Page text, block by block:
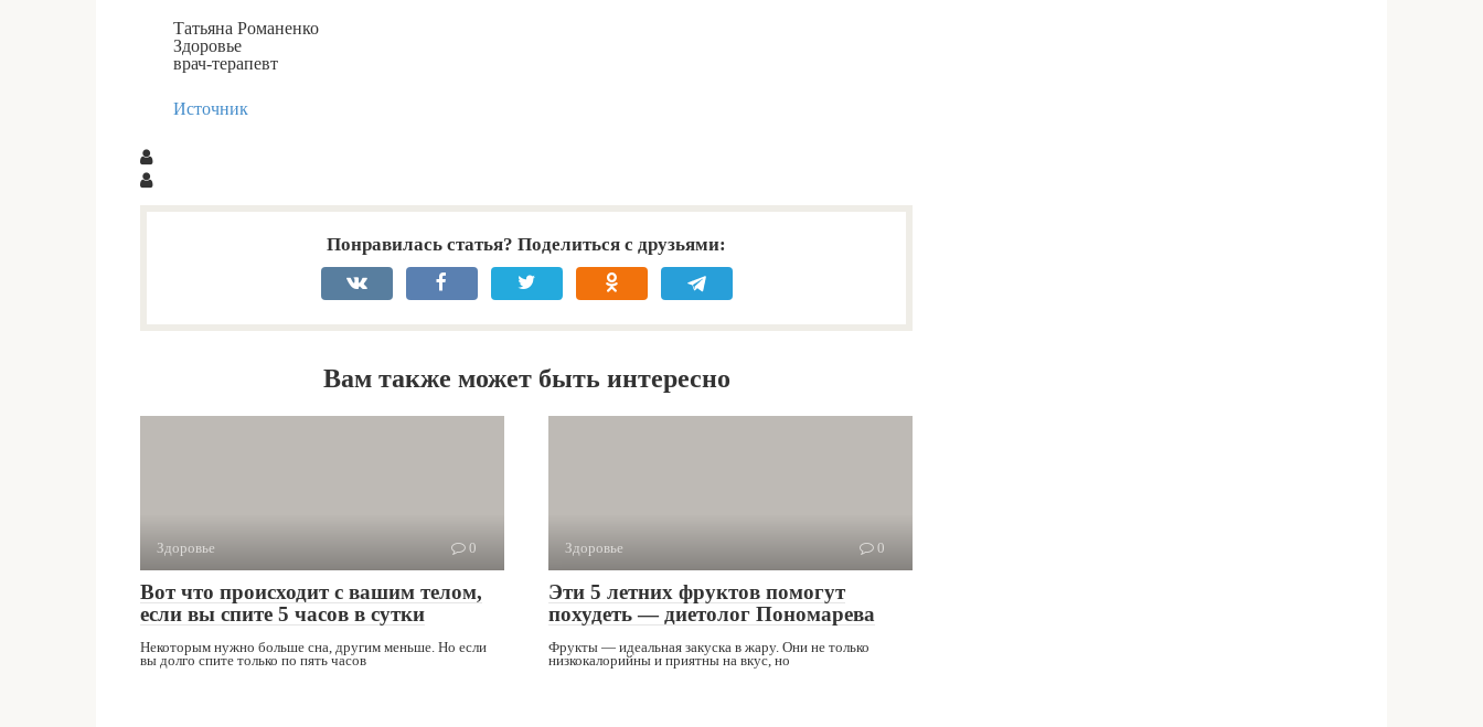
Татьяна Романенко
Здоровье
врач-терапевт
Источник
Понравилась статья? Поделиться с друзьями:
Вам также может быть интересно
Здоровье 0
Вот что происходит с вашим телом,
если вы спите 5 часов в сутки
Некоторым нужно больше сна, другим меньше. Но если
вы долго спите только по пять часов
Здоровье 0
Эти 5 летних фруктов помогут
похудеть — диетолог Пономарева
Фрукты — идеальная закуска в жару. Они не только
низкокалорийны и приятны на вкус, но